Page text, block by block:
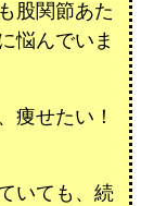
股関節あた
悩んでいま
痩せたい！
いても、続